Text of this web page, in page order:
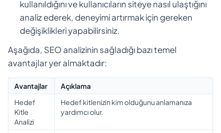
kullanıldığını ve kullanıcıların siteye nasıl ulaştığını
analiz ederek, deneyimi artırmak için gereken
değişiklikleri yapabilirsiniz.
Aşağıda, SEO analizinin sağladığı bazı temel
avantajlar yer almaktadır:
Avantajlar
Açıklama
Hedef
Kitle
Analizi
Hedef kitlenizin kim olduğunu anlamanıza
yardımcı olur.